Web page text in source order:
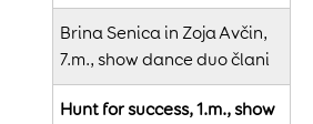
Brina Senica in Zoja Avčin,
7.m., show dance duo člani
Hunt for success, 1.m., show